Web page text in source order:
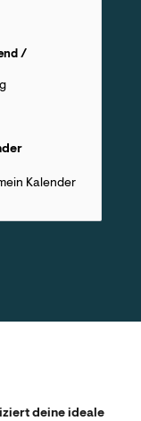
/
Kalender
deine ideale